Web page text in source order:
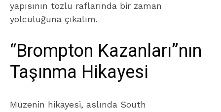
yapısının tozlu raflarında bir zaman
yolculuğuna çıkalım.
“Brompton Kazanları”nın
Taşınma Hikayesi
Müzenin hikayesi, aslında South